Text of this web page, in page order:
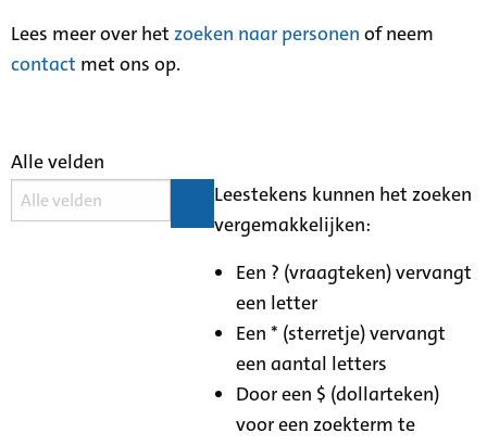
Lees meer over het zoeken naar personen of neem
contact met ons op.
Alle velden
Leestekens kunnen het zoeken
vergemakkelijken:
Een ? (vraagteken) vervangt
een letter
Een * (sterretje) vervangt
een aantal letters
Door een $ (dollarteken)
voor een zoekterm te